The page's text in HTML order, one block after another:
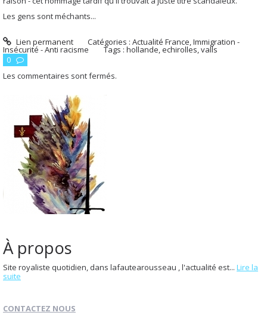
Les gens sont méchants...
Lien permanent Catégories :Actualité France,Immigration -
Insécurité - Anti racisme Tags : hollande,echirolles,valls
0
Les commentaires sont fermés.
À propos
Site royaliste quotidien, dans lafautearousseau , l'actualité est... Lire la
suite
CONTACTEZ NOUS